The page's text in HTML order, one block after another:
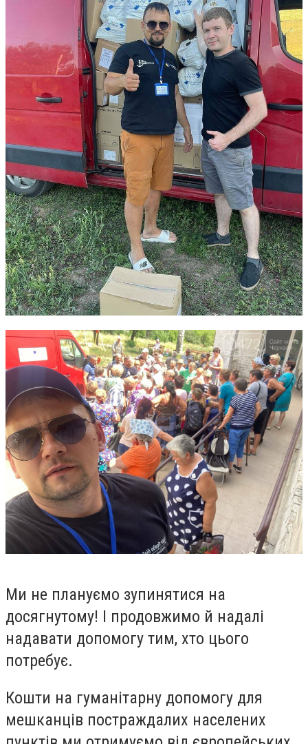
Ми не плануємо зупинятися на
досягнутому! І продовжимо й надалі
надавати допомогу тим, хто цього
потребує.
Кошти на гуманітарну допомогу для
мешканців постраждалих населених